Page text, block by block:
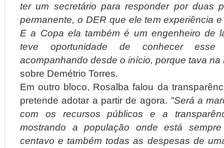
ter um secretário para responder por duas
permanente, o DER que ele tem experiência
E a Copa ela também é um engenheiro de
teve oportunidade de conhecer
acompanhando desde o início, porque tava na
sobre Demétrio Torres.
Em outro bloco, Rosalba falou da
pretende adotar a partir de agora. "Será a
com os recursos públicos e a
mostrando a população onde está
centavo e também todas as despesas de